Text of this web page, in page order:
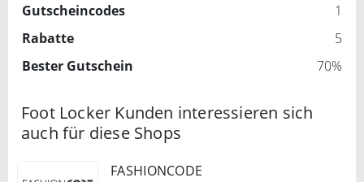
Gutscheincodes
1
Rabatte
5
Bester Gutschein
70%
Foot Locker Kunden interessieren sich
auch für diese Shops
FASHIONCODE